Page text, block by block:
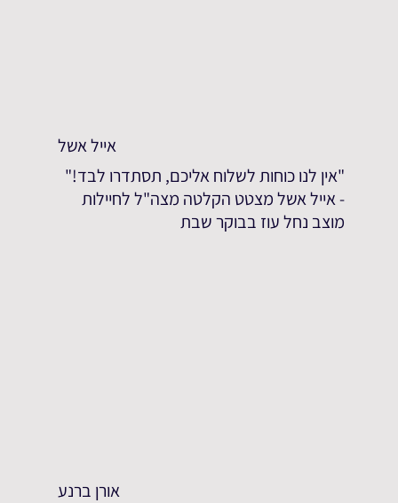
אייל אשל
"אין לנו כוחות לשלוח אליכם, תסתדרו לבד!"
- אייל אשל מצטט הקלטה מצה"ל לחיילות
מוצב נחל עוז בבוקר שבת
אורן ברנע